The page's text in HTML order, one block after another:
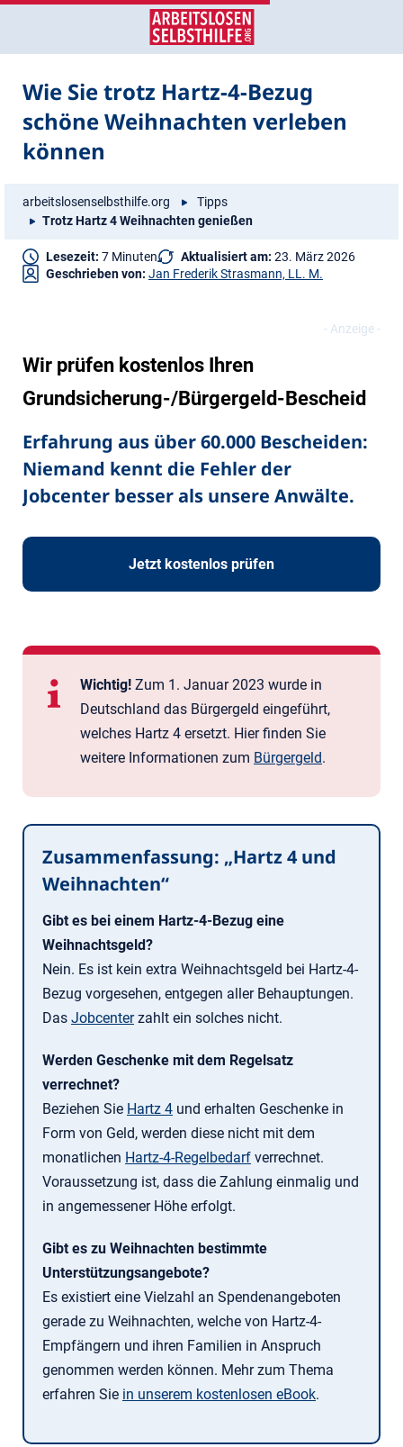
Zum
Zur
Wie Sie trotz Hartz-4-Bezug
schöne Weihnachten verleben
können
arbeitslosenselbsthilfe.org
Tipps
Trotz Hartz 4 Weihnachten genießen
Lesezeit: 7 Minuten Aktualisiert am: 23. März 2026
Geschrieben von: Jan Frederik Strasmann, LL. M.
Wir prüfen kostenlos Ihren
Grundsicherung-/Bürgergeld-Bescheid
Erfahrung aus über 60.000 Bescheiden:
Niemand kennt die Fehler der
Jobcenter besser als unsere Anwälte.
Jetzt kostenlos prüfen
Wichtig! Zum 1. Januar 2023 wurde in
Deutschland das Bürger­geld eingeführt,
welches Hartz 4 ersetzt. Hier finden Sie
weitere Informationen zum Bürgergeld.
Zusammenfassung: „Hartz 4 und
Weihnachten“
Gibt es bei einem Hartz-4-Bezug eine
Weihnachtsgeld?
Nein. Es ist kein extra Weihnachtsgeld bei Hartz-4-
Bezug vorgesehen, entgegen aller Behauptungen.
Das Jobcenterzahlt ein solches nicht.
Werden Geschenke mit dem Regelsatz
verrechnet?
Beziehen Sie Hartz 4 und erhalten Geschenke in
Form von Geld, werden diese nicht mit dem
monatlichen Hartz-4-Regelbedarf verrechnet.
Voraussetzung ist, dass die Zahlung einmalig und
in angemessener Höhe erfolgt.
Gibt es zu Weihnachten bestimmte
Unterstützungsangebote?
Es existiert eine Vielzahl an Spendenangeboten
gerade zu Weihnachten, welche von Hartz-4-
Empfängern und ihren Familien in Anspruch
genommen werden können. Mehr zum Thema
erfahren Sie in unserem kostenlosen eBook.